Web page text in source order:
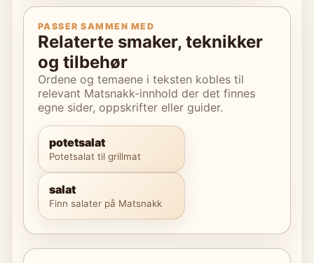
PASSER SAMMEN MED
Relaterte smaker, teknikker
og tilbehør
Ordene og temaene i teksten kobles til
relevant Matsnakk-innhold der det finnes
egne sider, oppskrifter eller guider.
potetsalat
Potetsalat til grillmat
salat
Finn salater på Matsnakk